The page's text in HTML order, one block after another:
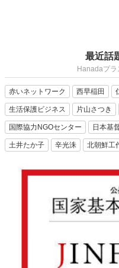
最近話
Hanadaプラ
赤いネットワーク 西早稲田
生活保護ビジネス 片山さつき
国際協力NGOセンター 日本基
土井たか子 辛光洙 北朝鮮工